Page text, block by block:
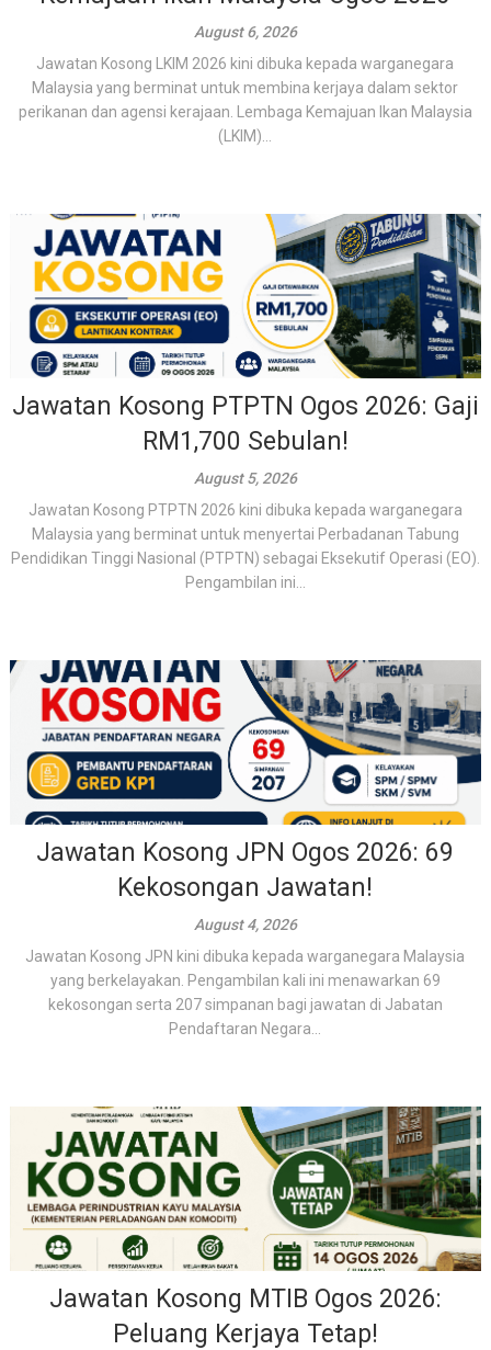
August 6, 2026
Jawatan Kosong LKIM 2026 kini dibuka kepada warganegara
Malaysia yang berminat untuk membina kerjaya dalam sektor
perikanan dan agensi kerajaan. Lembaga Kemajuan Ikan Malaysia
(LKIM)...
Jawatan Kosong PTPTN Ogos 2026: Gaji
RM1,700 Sebulan!
August 5, 2026
Jawatan Kosong PTPTN 2026 kini dibuka kepada warganegara
Malaysia yang berminat untuk menyertai Perbadanan Tabung
Pendidikan Tinggi Nasional (PTPTN) sebagai Eksekutif Operasi (EO).
Pengambilan ini...
Jawatan Kosong JPN Ogos 2026: 69
Kekosongan Jawatan!
August 4, 2026
Jawatan Kosong JPN kini dibuka kepada warganegara Malaysia
yang berkelayakan. Pengambilan kali ini menawarkan 69
kekosongan serta 207 simpanan bagi jawatan di Jabatan
Pendaftaran Negara...
Jawatan Kosong MTIB Ogos 2026:
Peluang Kerjaya Tetap!